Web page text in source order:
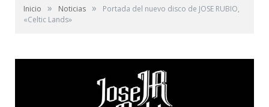
Inicio » Noticias »
Portada del nuevo disco de JOSE RUBIO,
«Celtic Lands»